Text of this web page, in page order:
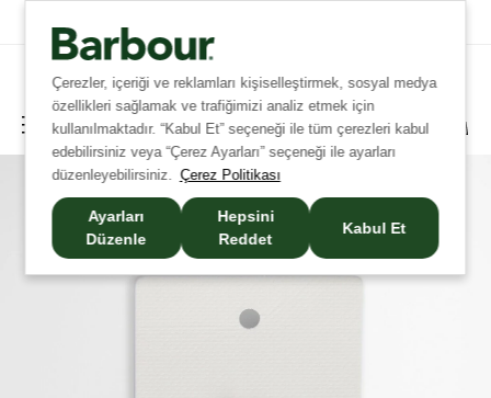
Çerezler, içeriği ve reklamları kişiselleştirmek, sosyal medya
özellikleri sağlamak ve trafiğimizi analiz etmek için
kullanılmaktadır. “Kabul Et” seçeneği ile tüm çerezleri kabul
edebilirsiniz veya “Çerez Ayarları” seçeneği ile ayarları
düzenleyebilirsiniz. Çerez Politikası
Ayarları
Düzenle
Hepsini
Reddet
Kabul Et